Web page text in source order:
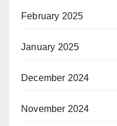
February 2025
January 2025
December 2024
November 2024